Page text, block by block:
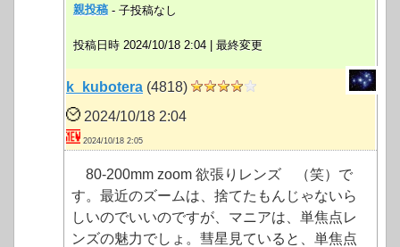
親投稿 - 子投稿なし
投稿日時 2024/10/18 2:04 | 最終変更
k_kubotera (4818)
2024/10/18 2:04
2024/10/18 2:05
80-200mm zoom 欲張りレンズ （笑）で
す。最近のズームは、捨てたもんじゃないら
しいのでいいのですが、マニアは、単焦点レ
ンズの魅力でしょ。彗星見ていると、単焦点